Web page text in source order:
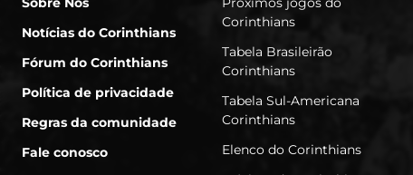
Notícias do Corinthians
Fórum do Corinthians
Política de privacidade
Regras da comunidade
Fale conosco
Corinthians
Tabela Brasileirão
Corinthians
Tabela Sul-Americana
Corinthians
Elenco do Corinthians